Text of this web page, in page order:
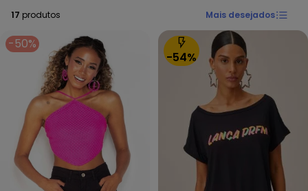
17 produtos Mais desejados
-50%
-54%